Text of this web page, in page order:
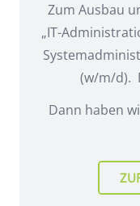
Zum Ausbau
„IT-
(w/m/d).
Dann haben